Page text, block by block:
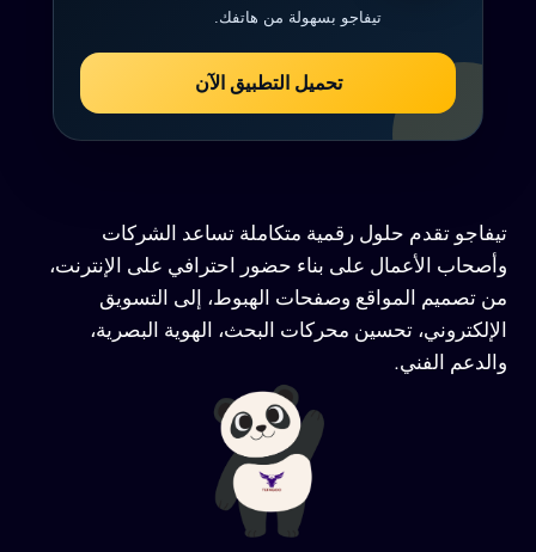
تيفاجو بسهولة من هاتفك.
تحميل التطبيق الآن
تيفاجو تقدم حلول رقمية متكاملة تساعد الشركات
وأصحاب الأعمال على بناء حضور احترافي على الإنترنت،
من تصميم المواقع وصفحات الهبوط، إلى التسويق
الإلكتروني، تحسين محركات البحث، الهوية البصرية،
والدعم الفني.